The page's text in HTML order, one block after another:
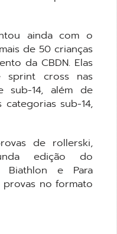
ainda com o
de 50 crianças
da CBDN. Elas
sprint cross nas
sub-14, além de
sub-14,
de rollerski,
edição do
Biathlon e Para
provas no formato